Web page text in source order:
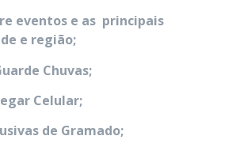
eventos e as principais
e região;
Chuvas;
Celular;
de Gramado;